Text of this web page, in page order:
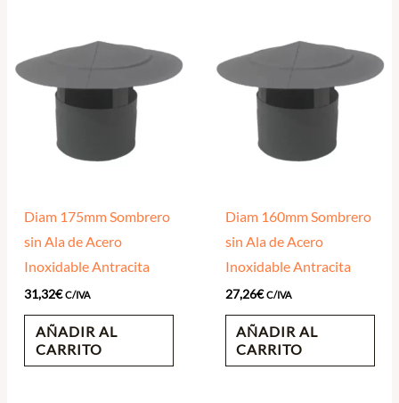
Diam 175mm Sombrero
sin Ala de Acero
Inoxidable Antracita
31,32€ C/IVA
AÑADIR AL
CARRITO
Diam 160mm Sombrero
sin Ala de Acero
Inoxidable Antracita
27,26€ C/IVA
AÑADIR AL
CARRITO